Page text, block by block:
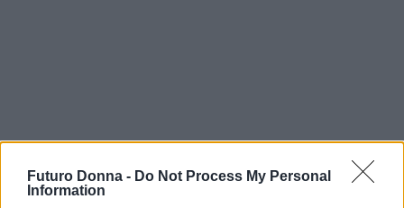
Futuro Donna - Do Not Process My Personal
Information